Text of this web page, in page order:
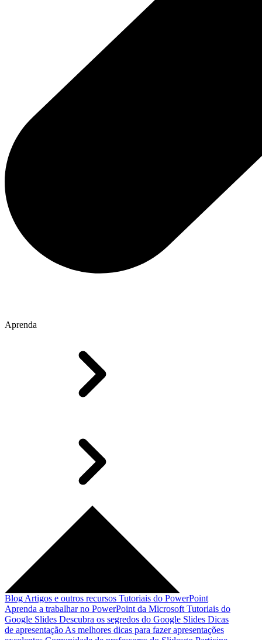
Aprenda
Blog Artigos e outros recursos Tutoriais do PowerPoint
Aprenda a trabalhar no PowerPoint da Microsoft Tutoriais do
Google Slides Descubra os segredos do Google Slides Dicas
de apresentação As melhores dicas para fazer apresentações